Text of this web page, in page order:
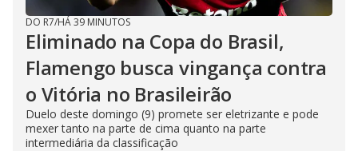
DO R7/HÁ 39 MINUTOS
Eliminado na Copa do Brasil,
Flamengo busca vingança contra
o Vitória no Brasileirão
Duelo deste domingo (9) promete ser eletrizante e pode
mexer tanto na parte de cima quanto na parte
intermediária da classificação